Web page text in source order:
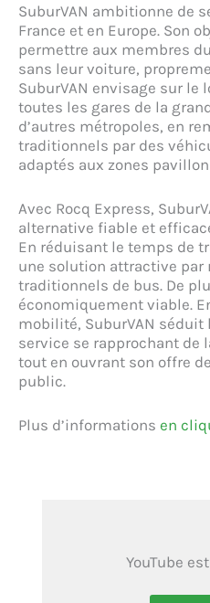
SuburVAN ambitionne de
France et en Europe. Son
permettre aux membres
sans leur voiture,
SuburVAN envisage sur le
toutes les gares de la
d’autres métropoles, en
traditionnels par des
adaptés aux zones
Avec Rocq Express,
alternative fiable et
En réduisant le temps de
une solution attractive par
traditionnels de bus. De
économiquement viable.
mobilité, SuburVAN
service se rapprochant de
tout en ouvrant son offre
public.
Plus d’informations en
YouTube